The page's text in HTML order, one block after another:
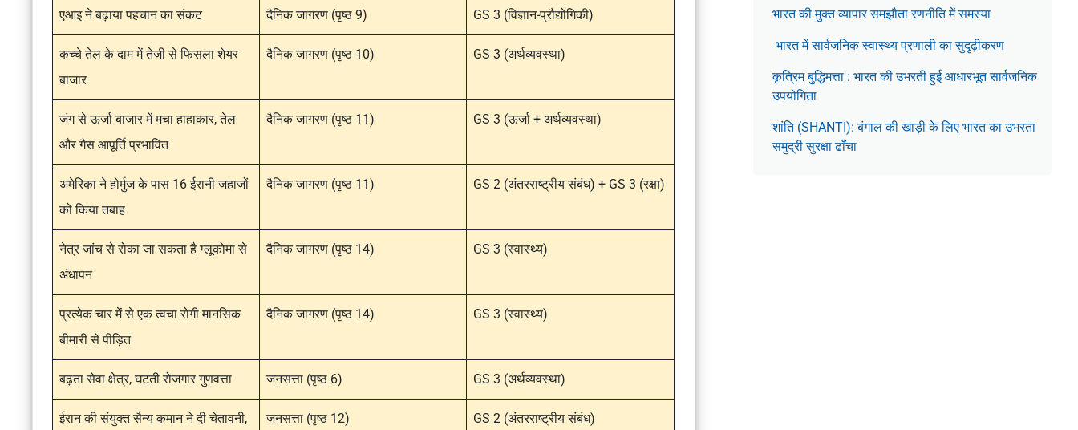
एआइ ने बढ़ाया पहचान का संकट दैनिक जागरण (पृष्ठ 9) GS 3 (विज्ञान-प्रौद्योगिकी)
कच्चे तेल के दाम में तेजी से फिसला शेयर
बाजार
दैनिक जागरण (पृष्ठ 10) GS 3 (अर्थव्यवस्था)
जंग से ऊर्जा बाजार में मचा हाहाकार, तेल
और गैस आपूर्ति प्रभावित
दैनिक जागरण (पृष्ठ 11) GS 3 (ऊर्जा + अर्थव्यवस्था)
अमेरिका ने होर्मुज के पास 16 ईरानी जहाजों
को किया तबाह
दैनिक जागरण (पृष्ठ 11) GS 2 (अंतरराष्ट्रीय संबंध) + GS 3 (रक्षा)
नेत्र जांच से रोका जा सकता है ग्लूकोमा से
अंधापन
दैनिक जागरण (पृष्ठ 14) GS 3 (स्वास्थ्य)
प्रत्येक चार में से एक त्वचा रोगी मानसिक
बीमारी से पीड़ित
दैनिक जागरण (पृष्ठ 14) GS 3 (स्वास्थ्य)
बढ़ता सेवा क्षेत्र, घटती रोजगार गुणवत्ता जनसत्ता (पृष्ठ 6) GS 3 (अर्थव्यवस्था)
ईरान की संयुक्त सैन्य कमान ने दी चेतावनी,
जनसत्ता (पृष्ठ 12) GS 2 (अंतरराष्ट्रीय संबंध)
भारत की मुक्त व्यापार समझौता रणनीति में समस्या
भारत में सार्वजनिक स्वास्थ्य प्रणाली का सुदृढ़ीकरण
कृत्रिम बुद्धिमत्ता : भारत की उभरती हुई आधारभूत सार्वजनिक
उपयोगिता
शांति (SHANTI): बंगाल की खाड़ी के लिए भारत का उभरता
समुद्री सुरक्षा ढाँचा